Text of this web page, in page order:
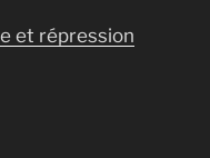
et répression